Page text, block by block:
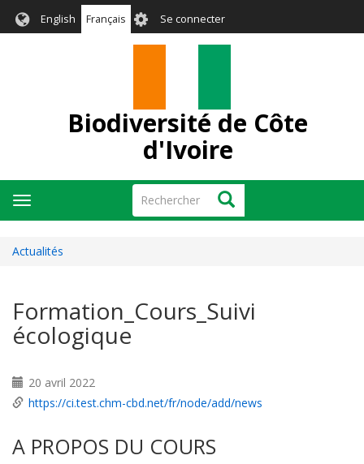
English Français User
account
Se connecter
Biodiversité de Côte
d'Ivoire
Rechercher Rechercher
Toggle
navigation
Actualités
Formation_Cours_Suivi
écologique
20 avril 2022
https://ci.test.chm-cbd.net/fr/node/add/news
A PROPOS DU COURS